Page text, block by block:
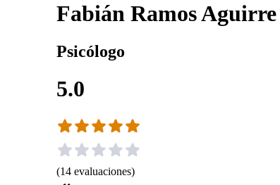
Fabián Ramos Aguirre
Psicólogo
5.0
(14 evaluaciones)